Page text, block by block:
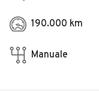
190.000 km
Manuale